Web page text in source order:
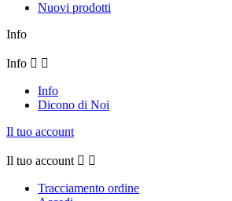
Nuovi prodotti
Info
Info  
Info
Dicono di Noi
Il tuo account
Il tuo account  
Tracciamento ordine